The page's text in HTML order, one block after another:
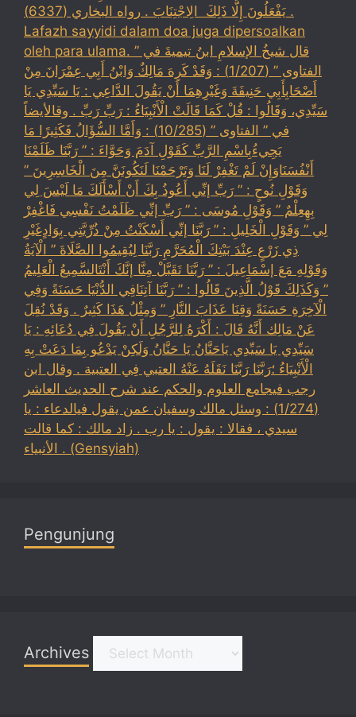
يَفْعَلُونَ إِلَّا ذَلِكَ ‏ ‏الِاجْتِنَابَ . رواه البخاري (6337) .
Lafazh sayyidi dalam doa juga dipersoalkan
oleh para ulama. قال شيخُ الإسلامِ ابنُ تيميةَ في ”
الفتاوى ” (1/207) : وَقَدْ كَرِهَ مَالِكٌ وَابْنُ أَبِي عِمْرَانَ مِنْ
أَصْحَابِأَبِي حَنِيفَةَ وَغَيْرِهِمَا أَنْ يَقُولَ الدَّاعِي : يَا سَيِّدِي يَا
سَيِّدِي، وَقَالُوا : قُلْ كَمَا قَالَتْ الْأَنْبِيَاءُ : رَبِّ رَبِّ . وقالأيضاً
في ” الفتاوى ” (10/285) : وَأَمَّا السُّؤَالُ فَكَثِيرًا مَا
يَجِيءُبِاسْمِ الرَّبِّ كَقَوْلِ آدَمَ وَحَوَّاءَ : ” رَبَّنَا ظَلَمْنَا
أَنْفُسَنَاوَإِنْ لَمْ تَغْفِرْ لَنَا وَتَرْحَمْنَا لَنَكُونَنَّ مِنَ الْخَاسِرِينَ ”
وَقَوْلِ نُوحٍ : ” رَبِّ إنِّي أَعُوذُ بِكَ أَنْ أَسْأَلَكَ مَا لَيْسَ لِي
بِهِعِلْمٌ ” وَقَوْلِ مُوسَى : ” رَبِّ إنِّي ظَلَمْتُ نَفْسِي فَاغْفِرْ
لِي ” وَقَوْلِ الْخَلِيلِ : ” رَبَّنَا إنِّي أَسْكَنْتُ مِنْ ذُرِّيَّتِي بِوَادٍغَيْرِ
ذِي زَرْعٍ عِنْدَ بَيْتِكَ الْمُحَرَّمِ رَبَّنَا لِيُقِيمُوا الصَّلَاةَ ” الْآيَةُ
وَقَوْلِهِ مَعَ إسْمَاعِيلَ : ” رَبَّنَا تَقَبَّلْ مِنَّا إنَّكَ أَنْتَالسَّمِيعُ الْعَلِيمُ
” وَكَذَلِكَ قَوْلُ الَّذِينَ قَالُوا : ” رَبَّنَا آتِنَافِي الدُّنْيَا حَسَنَةً وَفِي
الْآخِرَةِ حَسَنَةً وَقِنَا عَذَابَ النَّارِ ” وَمِثْلُ هَذَا كَثِيرٌ . وَقَدْ نُقِلَ
عَنْ مَالِك أَنَّهُ قَالَ : أَكْرَهُ لِلرَّجُلِ أَنْ يَقُولَ فِي دُعَائِهِ : يَا
سَيِّدِي يَا سَيِّدِي يَاحَنَّانُ يَا حَنَّانُ وَلَكِنْ يَدْعُو بِمَا دَعَتْ بِهِ
الْأَنْبِيَاءُ ؛رَبَّنَا رَبَّنَا نَقَلَهُ عَنْهُ العتبي فِي العتبية . وقال ابن
رجب فيجامع العلوم والحكم عند شرح الحديث العاشر
(1/274) : وسئل مالك وسفيان عمن يقول فيالدعاء : يا
سيدي ، فقالا : يقول : يا رب . زاد مالك : كما قالت
الأنبياء . (Gensyiah)
Pengunjung
Archives